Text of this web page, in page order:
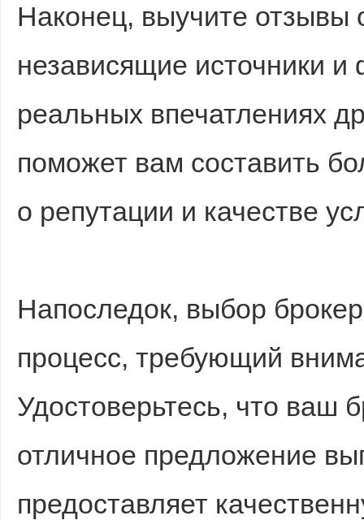
Наконец, выучите отзывы
независящие источники
реальных впечатлениях
поможет вам составить
о репутации и качестве
Напоследок, выбор
процесс, требующий
Удостоверьтесь, что ваш
отличное предложение
предоставляет